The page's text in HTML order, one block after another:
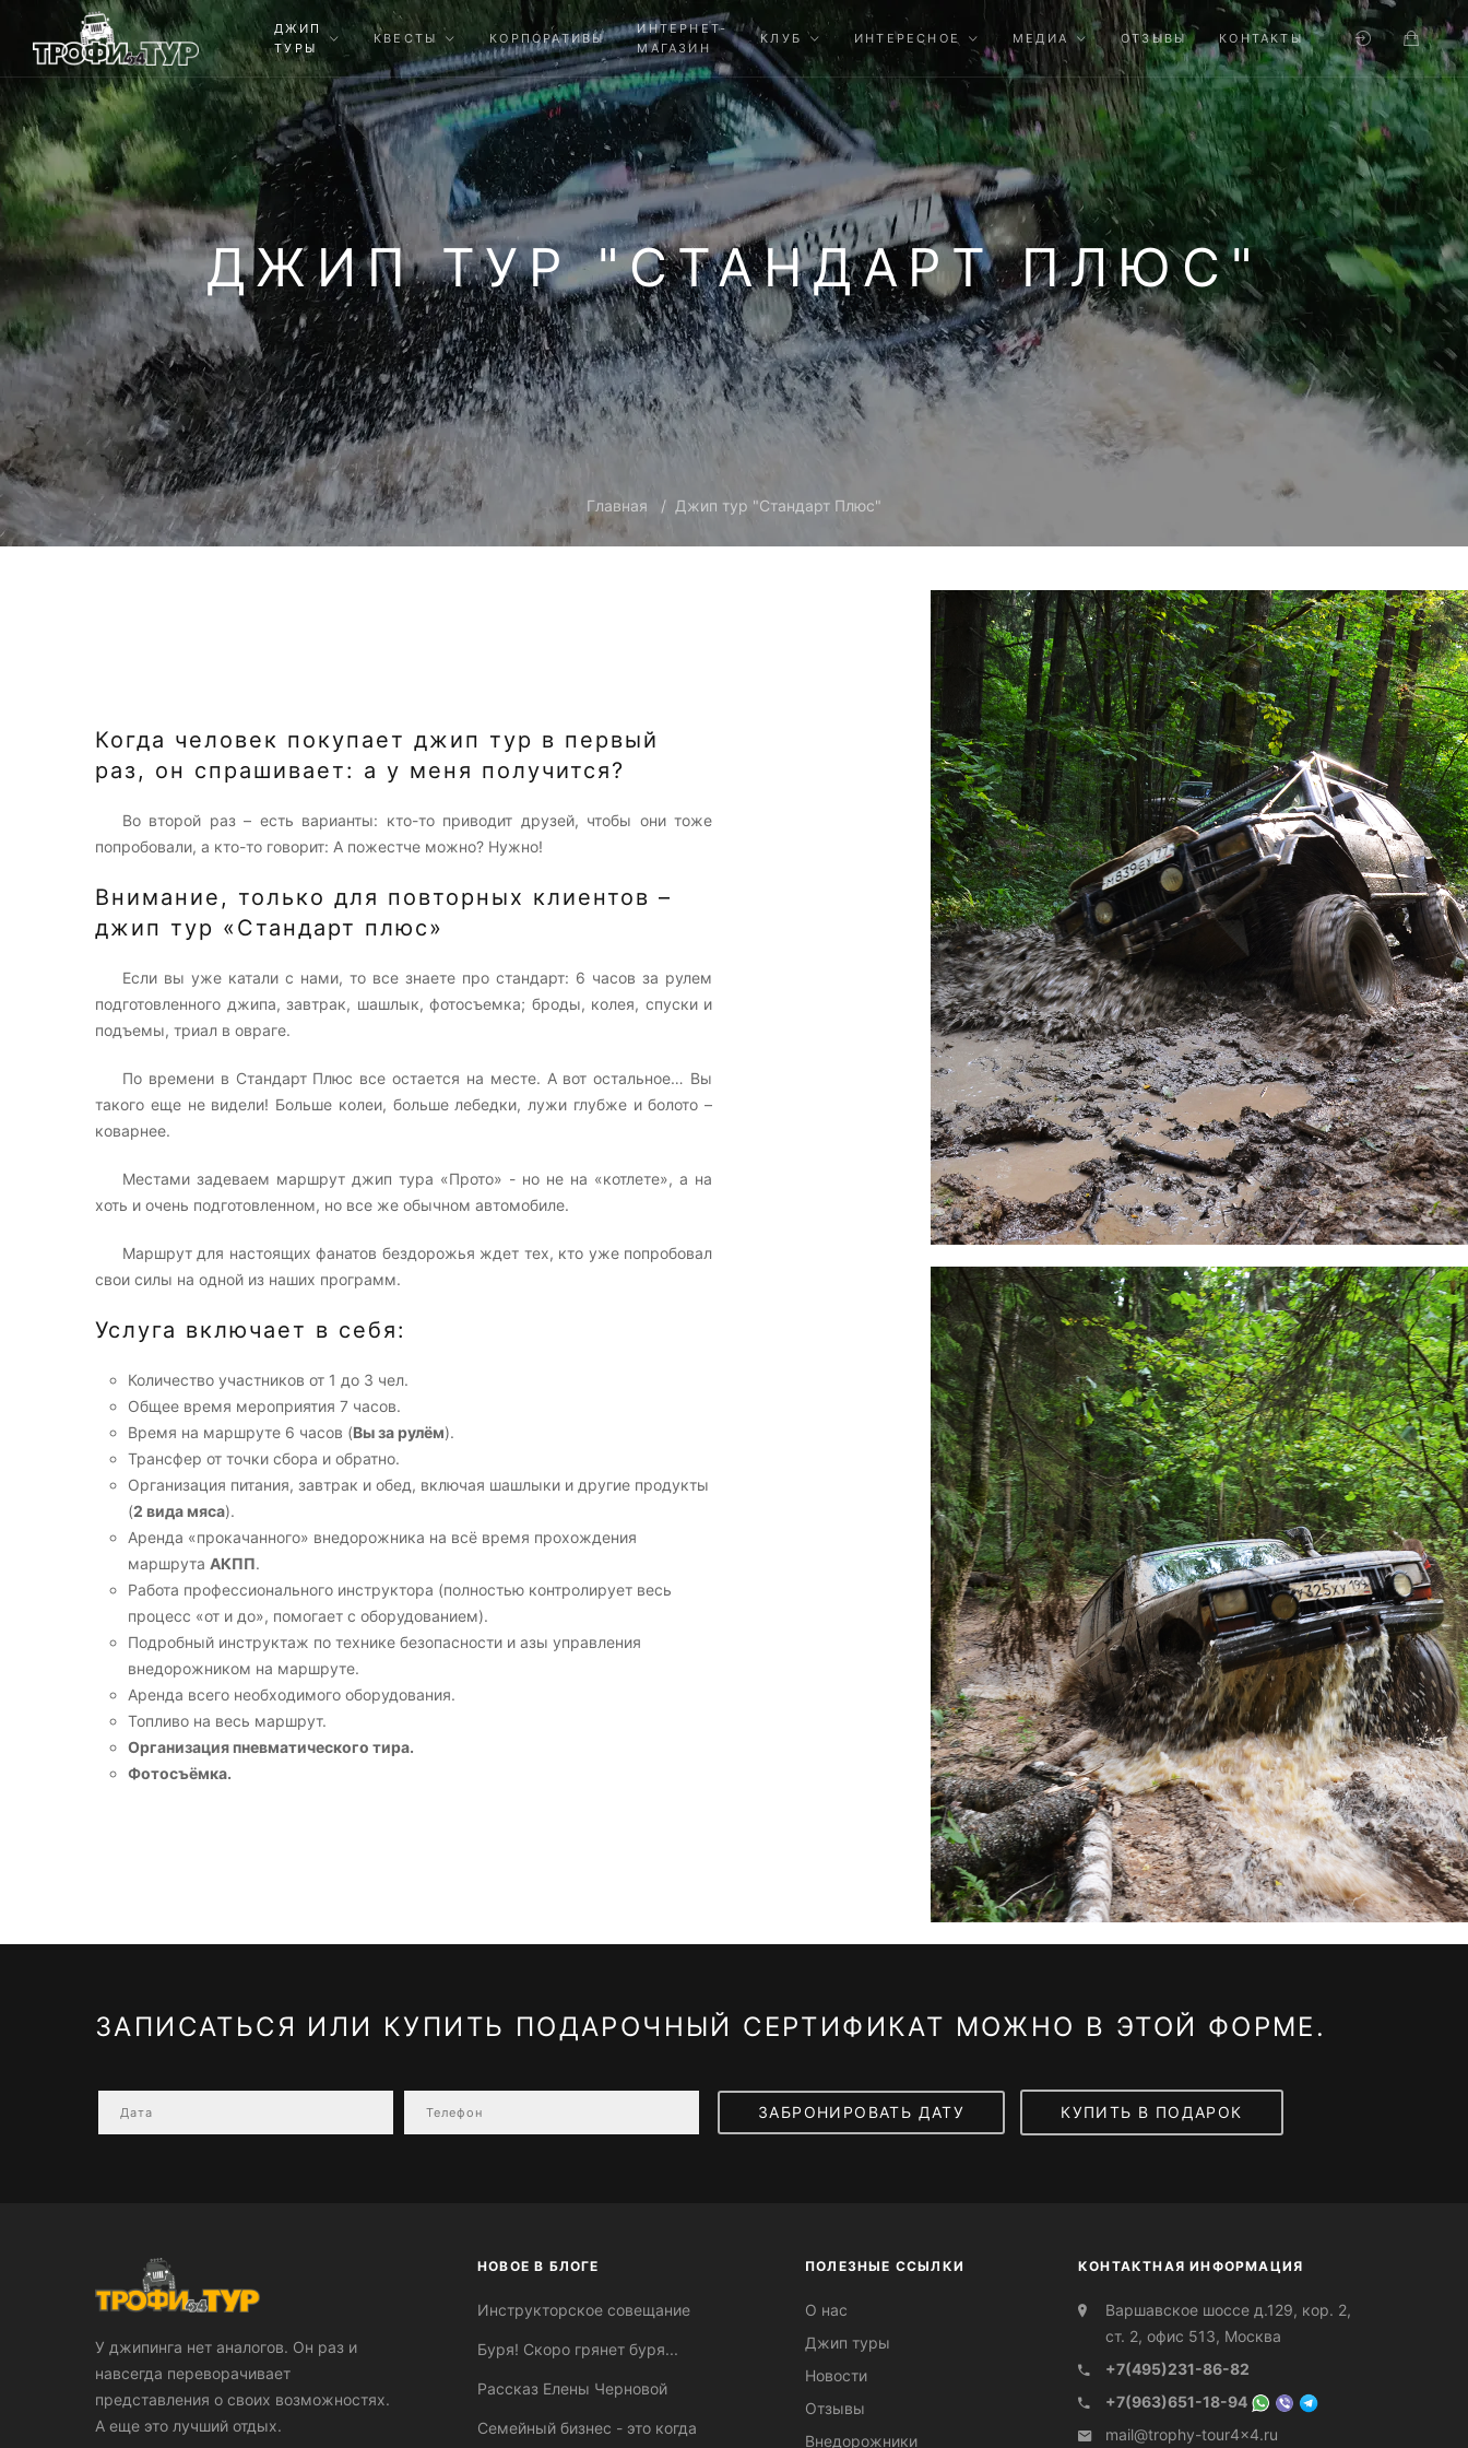
ДЖИП
ТУРЫ
КВЕСТЫ КОРПОРАТИВЫ
ИНТЕРНЕТ-
МАГАЗИН
КЛУБ ИНТЕРЕСНОЕ МЕДИА ОТЗЫВЫ КОНТАКТЫ
ДЖИП ТУР "СТАНДАРТ ПЛЮС"
Главная Джип тур "Стандарт Плюс"
Когда человек покупает джип тур в первый
раз, он спрашивает: а у меня получится?
Во второй раз – есть варианты: кто-то приводит друзей, чтобы они тоже
попробовали, а кто-то говорит: А пожестче можно? Нужно!
Внимание, только для повторных клиентов –
джип тур «Стандарт плюс»
Если вы уже катали с нами, то все знаете про стандарт: 6 часов за рулем
подготовленного джипа, завтрак, шашлык, фотосъемка; броды, колея, спуски и
подъемы, триал в овраге.
По времени в Стандарт Плюс все остается на месте. А вот остальное… Вы
такого еще не видели! Больше колеи, больше лебедки, лужи глубже и болото –
коварнее.
Местами задеваем маршрут джип тура «Прото» - но не на «котлете», а на
хоть и очень подготовленном, но все же обычном автомобиле.
Маршрут для настоящих фанатов бездорожья ждет тех, кто уже попробовал
свои силы на одной из наших программ.
Услуга включает в себя:
Количество участников от 1 до 3 чел.
Общее время мероприятия 7 часов.
Время на маршруте 6 часов (Вы за рулём).
Трансфер от точки сбора и обратно.
Организация питания, завтрак и обед, включая шашлыки и другие продукты
(2 вида мяса).
Аренда «прокачанного» внедорожника на всё время прохождения
маршрута АКПП.
Работа профессионального инструктора (полностью контролирует весь
процесс «от и до», помогает с оборудованием).
Подробный инструктаж по технике безопасности и азы управления
внедорожником на маршруте.
Аренда всего необходимого оборудования.
Топливо на весь маршрут.
Организация пневматического тира.
Фотосъёмка.
ЗАПИСАТЬСЯ ИЛИ КУПИТЬ ПОДАРОЧНЫЙ СЕРТИФИКАТ МОЖНО В ЭТОЙ ФОРМЕ.
КУПИТЬ В ПОДАРОК
У джипинга нет аналогов. Он раз и
навсегда переворачивает
представления о своих возможностях.
А еще это лучший отдых.
НОВОЕ В БЛОГЕ
Инструкторское совещание
Буря! Скоро грянет буря...
Рассказ Елены Черновой
Семейный бизнес - это когда
ПОЛЕЗНЫЕ ССЫЛКИ
О нас
Джип туры
Новости
Отзывы
Внедорожники
КОНТАКТНАЯ ИНФОРМАЦИЯ
Варшавское шоссе д.129, кор. 2,
ст. 2, офис 513, Москва
+7(495)231-86-82
+7(963)651-18-94
mail@trophy-tour4x4.ru